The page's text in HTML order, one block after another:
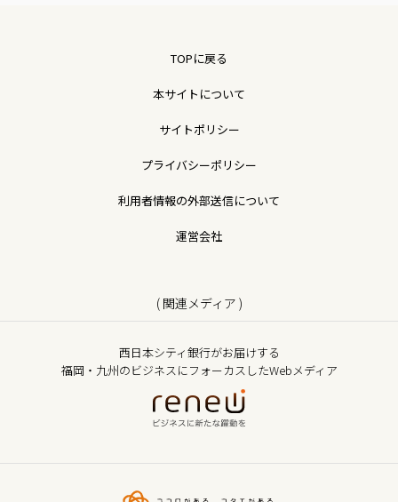
TOPに戻る
本サイトについて
サイトポリシー
プライバシーポリシー
利用者情報の外部送信について
運営会社
( 関連メディア )
西日本シティ銀行がお届けする
福岡・九州のビジネスにフォーカスしたWebメディア